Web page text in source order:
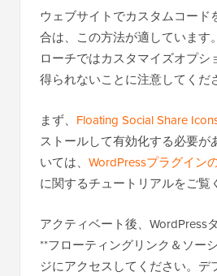
ウェブサイトでカスタムコード
合は、この方法が適しています
ローチではカスタマイズオプシ
得られないことに注意してくだ
まず、 Floating Social Share
ストールして有効化する必要が
いては、 WordPressプラグイン
に関するチュートリアルをご覧
アクティベート後、WordPress
**フローティングリンク＆ソー
ジにアクセスしてください。デ